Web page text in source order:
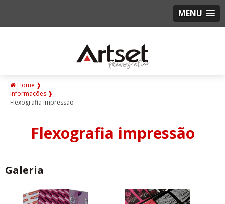
MENU
Home ❱
Informações ❱
Flexografia impressão
Flexografia impressão
Galeria